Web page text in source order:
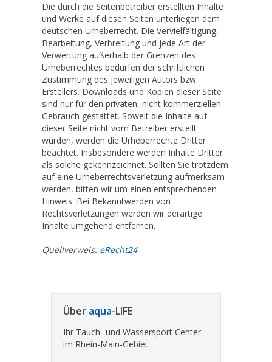
Die durch die Seitenbetreiber erstellten Inhalte
und Werke auf diesen Seiten unterliegen dem
deutschen Urheberrecht. Die Vervielfältigung,
Bearbeitung, Verbreitung und jede Art der
Verwertung außerhalb der Grenzen des
Urheberrechtes bedürfen der schriftlichen
Zustimmung des jeweiligen Autors bzw.
Erstellers. Downloads und Kopien dieser Seite
sind nur für den privaten, nicht kommerziellen
Gebrauch gestattet. Soweit die Inhalte auf
dieser Seite nicht vom Betreiber erstellt
wurden, werden die Urheberrechte Dritter
beachtet. Insbesondere werden Inhalte Dritter
als solche gekennzeichnet. Sollten Sie trotzdem
auf eine Urheberrechtsverletzung aufmerksam
werden, bitten wir um einen entsprechenden
Hinweis. Bei Bekanntwerden von
Rechtsverletzungen werden wir derartige
Inhalte umgehend entfernen.
Quellverweis: eRecht24
Über aqua-LIFE
Ihr Tauch- und Wassersport Center
im Rhein-Main-Gebiet.